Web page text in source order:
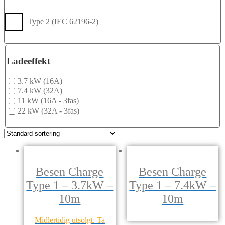
Type 2 (IEC 62196-2)
Ladeeffekt
3.7 kW (16A)
7.4 kW (32A)
11 kW (16A - 3fas)
22 kW (32A - 3fas)
Besen Charge
Type 1 – 3.7kW –
10m
Midlertidig utsolgt. Ta
Besen Charge
Type 1 – 7.4kW –
10m